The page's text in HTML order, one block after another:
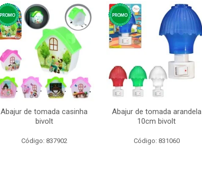
Abajur de tomada casinha
bivolt
Código: 837902
Abajur de tomada arandela
10cm bivolt
Código: 831060